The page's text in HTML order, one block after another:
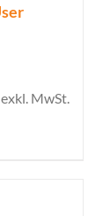
exkl. MwSt.